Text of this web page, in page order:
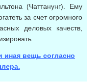
(Чаттанунг). Ему
за счет огромного
деловых качеств,
иная вещь согласно